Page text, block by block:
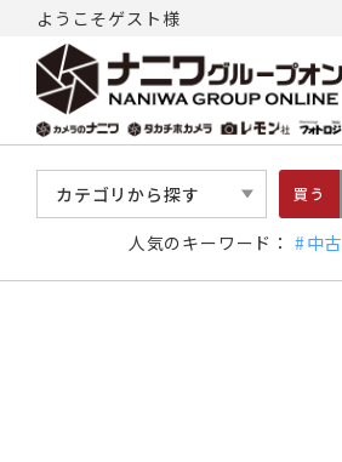
ようこそゲスト様
カテゴリから探す 買う
人気のキーワード： 中